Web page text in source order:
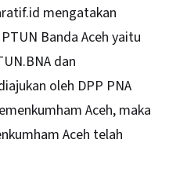
mengatakan
Banda Aceh yaitu
dan
oleh DPP PNA
Aceh, maka
Aceh telah